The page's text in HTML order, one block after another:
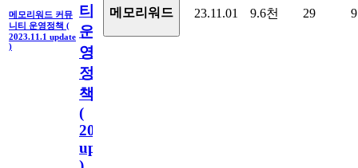
메모리워드 커뮤
니티 운영정책 (
2023.11.1 update
)
티
운
영
정
책
(
2023.11.1
update
메모리워드 23.11.01 9.6천 29 9